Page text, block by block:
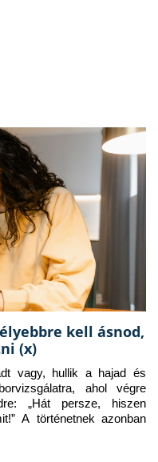
kell ásnod,
(x)
vagy, hullik a hajad és
ahol végre
„Hát persze, hiszen
A történetnek azonban